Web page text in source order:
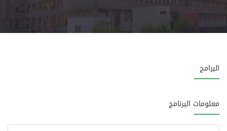
البرامج
معلومات البرنامج